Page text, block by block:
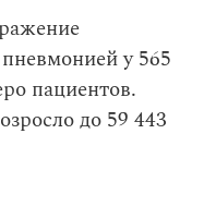
у 565
пациентов.
до 59 443